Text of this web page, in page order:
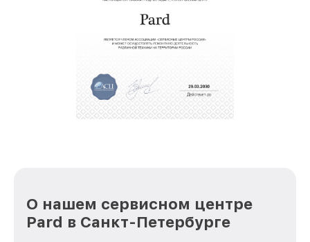
О нашем сервисном центре
Pard в Санкт-Петербурге